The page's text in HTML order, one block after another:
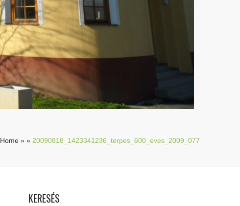
Home » » 20090818_1423341236_terpes_600_eves_2009_077
KERESÉS